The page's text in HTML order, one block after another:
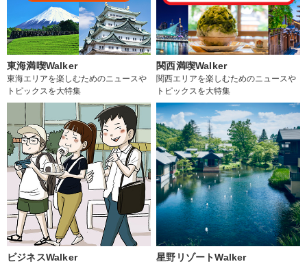
東海満喫Walker
東海エリアを楽しむためのニュースや
トピックスを大特集
関西満喫Walker
関西エリアを楽しむためのニュースや
トピックスを大特集
ビジネスWalker 星野リゾートWalker